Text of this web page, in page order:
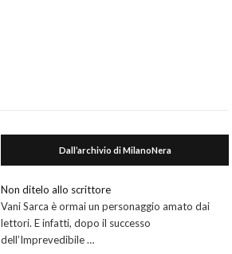
Dall’archivio di MilanoNera
Non ditelo allo scrittore
Vani Sarca è ormai un personaggio amato dai
lettori. E infatti, dopo il successo
dell’Imprevedibile …